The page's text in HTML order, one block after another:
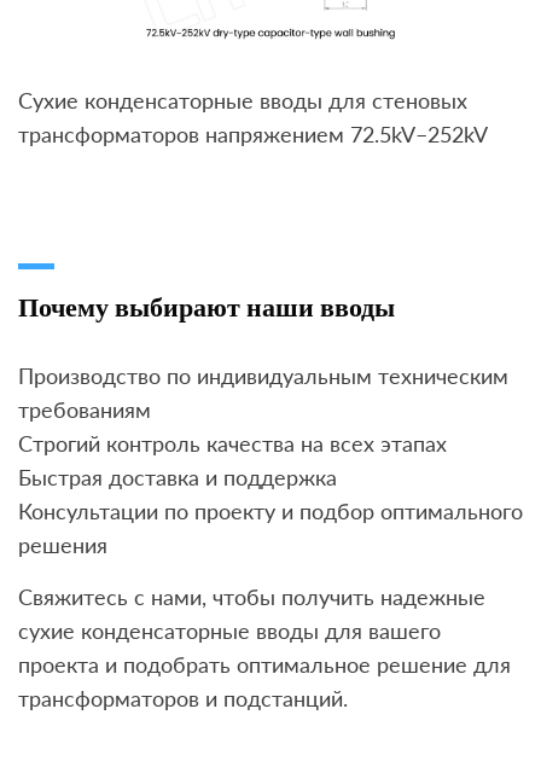
Сухие конденсаторные вводы для стеновых
трансформаторов напряжением 72.5kV–252kV
Почему выбирают наши вводы
Производство по индивидуальным техническим
требованиям
Строгий контроль качества на всех этапах
Быстрая доставка и поддержка
Консультации по проекту и подбор оптимального
решения
Свяжитесь с нами, чтобы получить надежные
сухие конденсаторные вводы для вашего
проекта и подобрать оптимальное решение для
трансформаторов и подстанций.